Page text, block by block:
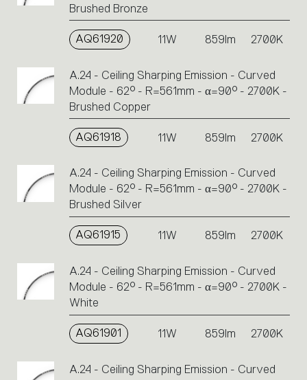
Brushed Bronze
AQ61920 11W 859lm 2700K
A.24 - Ceiling Sharping Emission - Curved
Module - 62° - R=561mm - α=90° - 2700K -
Brushed Copper
AQ61918 11W 859lm 2700K
A.24 - Ceiling Sharping Emission - Curved
Module - 62° - R=561mm - α=90° - 2700K -
Brushed Silver
AQ61915 11W 859lm 2700K
A.24 - Ceiling Sharping Emission - Curved
Module - 62° - R=561mm - α=90° - 2700K -
White
AQ61901 11W 859lm 2700K
A.24 - Ceiling Sharping Emission - Curved